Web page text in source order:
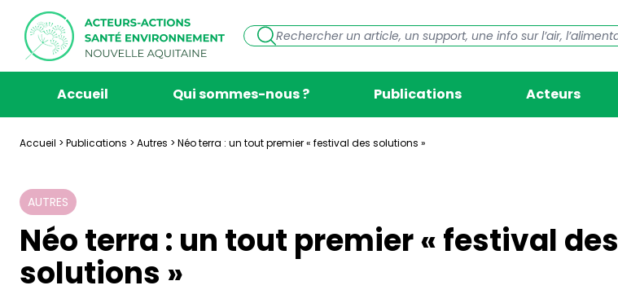
Accueil Qui sommes-nous ? Publications Acteurs
Accueil > Publications > Autres > Néo terra : un tout premier « festival des solutions »
AUTRES
Néo terra : un tout premier « festival des
solutions »